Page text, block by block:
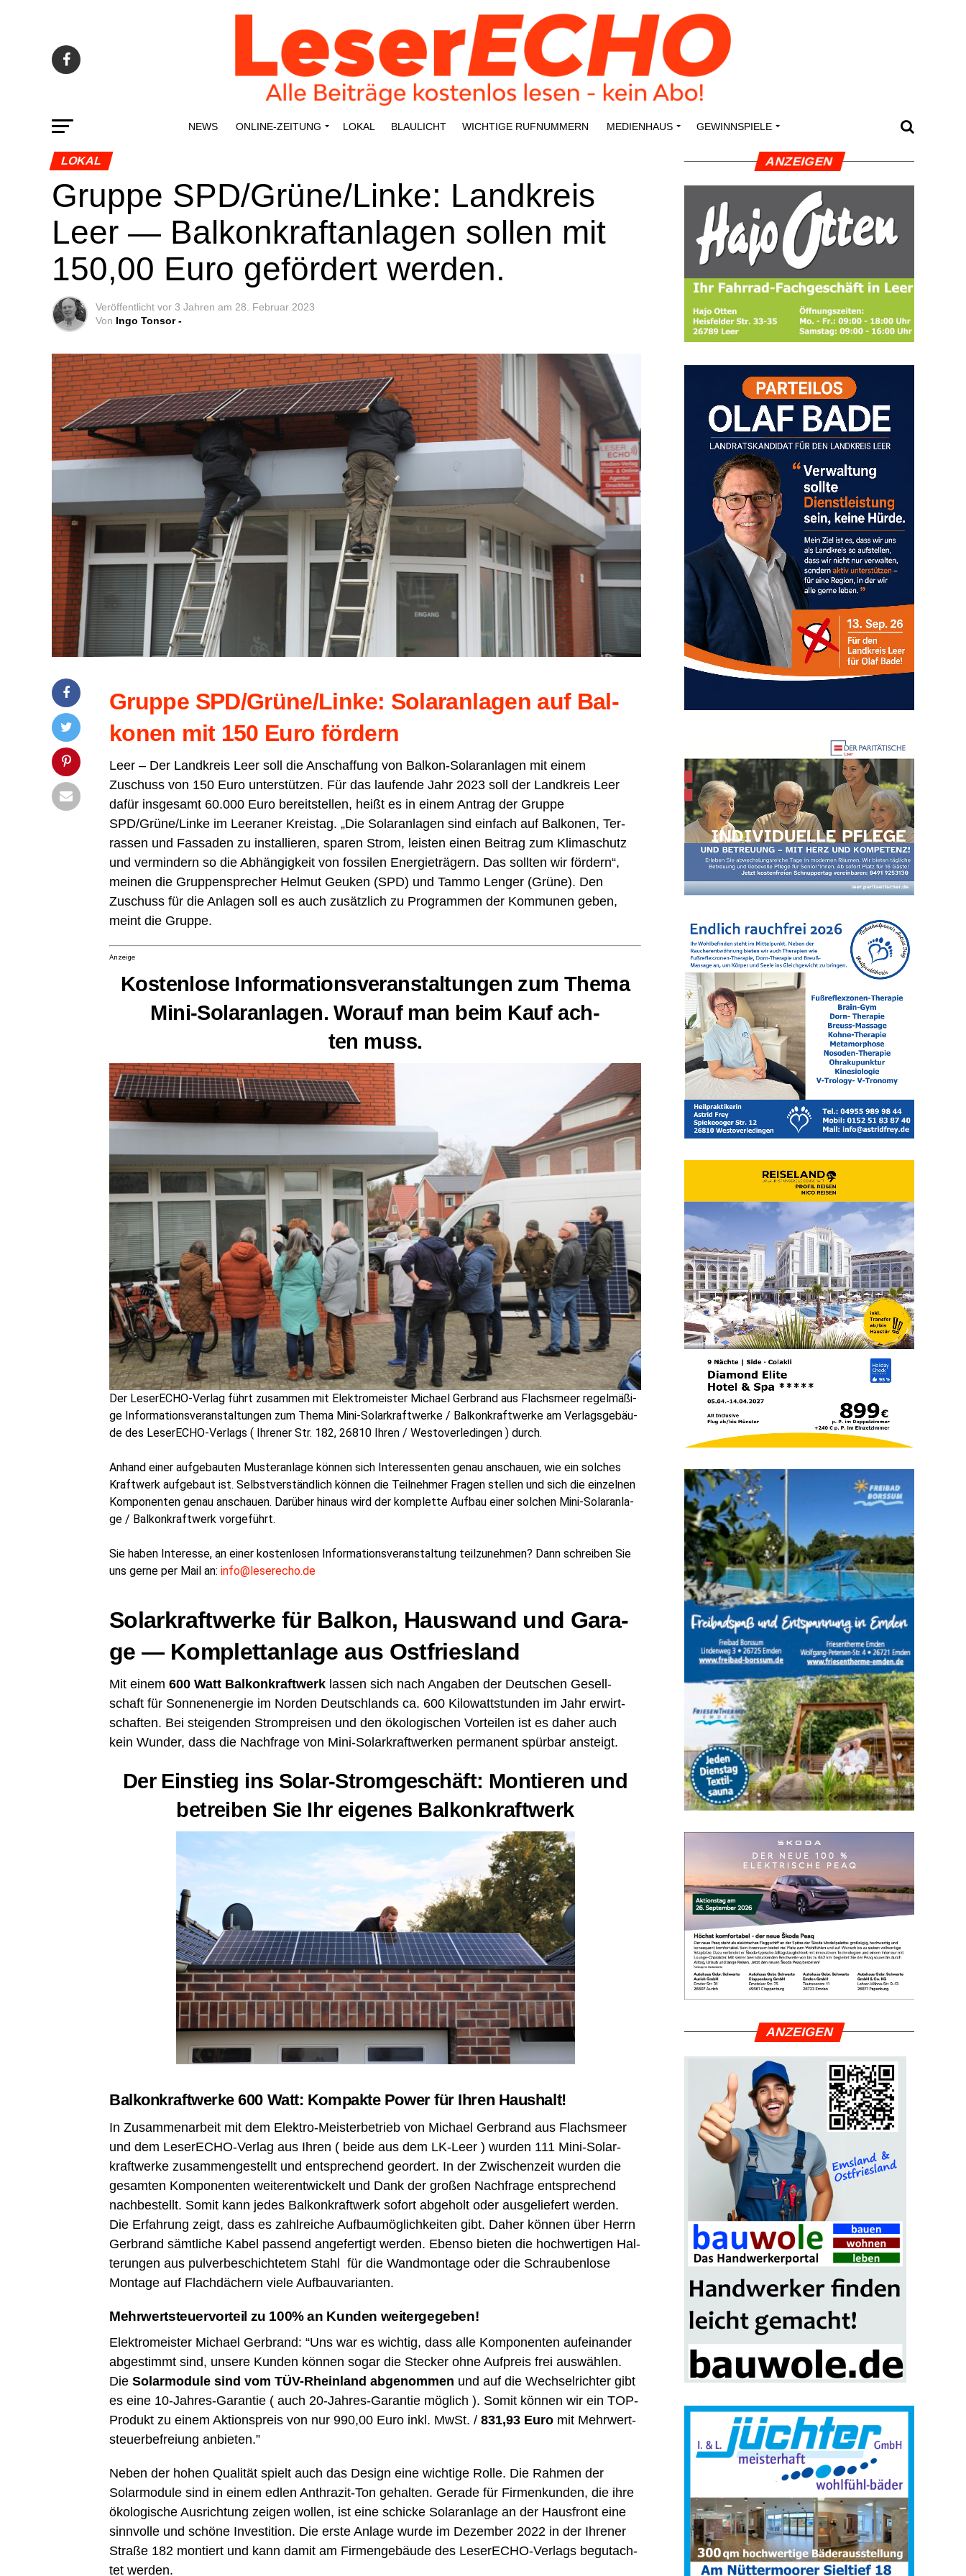
NEWS ONLINE-ZEI­­TUNG LOKAL BLAU­LICHT WICH­TI­GE RUFNUMMERN MEDI­EN­HAUS GEWINN­SPIE­LE
LOKAL
Grup­pe SPD/Grüne/Linke: Land­kreis
Leer — Bal­kon­kraft­an­la­gen sol­len mit
150,00 Euro geför­dert werden.
Veröffentlicht vor 3 Jahren am 28. Februar 2023
Von Ingo Tonsor -
Grup­pe SPD/Grüne/Linke: Solar­an­la­gen auf Bal­
ko­nen mit 150 Euro fördern
Leer – Der Land­kreis Leer soll die Anschaf­fung von Bal­kon-Solar­an­la­gen mit einem
Zuschuss von 150 Euro unter­stüt­zen. Für das lau­fen­de Jahr 2023 soll der Land­kreis Leer
dafür ins­ge­samt 60.000 Euro bereit­stel­len, heißt es in einem Antrag der Grup­pe
SPD/Grüne/Linke im Leera­ner Kreis­tag. „Die Solar­an­la­gen sind ein­fach auf Bal­ko­nen, Ter­
ras­sen und Fas­sa­den zu instal­lie­ren, spa­ren Strom, leis­ten einen Bei­trag zum Kli­ma­schutz
und ver­min­dern so die Abhän­gig­keit von fos­si­len Ener­gie­trä­gern. Das soll­ten wir för­dern“,
mei­nen die Grup­pen­spre­cher Hel­mut Geu­ken (SPD) und Tammo Len­ger (Grü­ne). Den
Zuschuss für die Anla­gen soll es auch zusätz­lich zu Pro­gram­men der Kom­mu­nen geben,
meint die Gruppe.
Anzeige
Kos­ten­lo­se Infor­ma­ti­ons­ver­an­stal­tun­gen zum The­ma
Mini-Solar­an­la­gen. Wor­auf man beim Kauf ach­
ten muss.
Der Lese­r­ECHO-Ver­lag führt zusam­men mit Elek­tro­meis­ter Micha­el Ger­brand aus Flachs­meer regel­mä­ßi­
ge Infor­ma­ti­ons­ver­an­stal­tun­gen zum The­ma Mini-Solar­kraft­wer­ke / Bal­kon­kraft­wer­ke am Ver­lags­ge­bäu­
de des Lese­r­ECHO-Ver­lags ( Ihre­ner Str. 182, 26810 Ihren / Wes­t­ov­er­le­din­gen ) durch.
Anhand einer auf­ge­bau­ten Mus­ter­an­la­ge kön­nen sich Inter­es­sen­ten genau anschau­en, wie ein sol­ches
Kraft­werk auf­ge­baut ist. Selbst­ver­ständ­lich kön­nen die Teil­neh­mer Fra­gen stel­len und sich die ein­zel­nen
Kom­po­nen­ten genau anschau­en. Dar­über hin­aus wird der kom­plet­te Auf­bau einer sol­chen Mini-Solar­an­la­
ge / Bal­kon­kraft­werk vorgeführt.
Sie haben Inter­es­se, an einer kos­ten­lo­sen Infor­ma­ti­ons­ver­an­stal­tung teil­zu­neh­men? Dann schrei­ben Sie
uns ger­ne per Mail an: info@leserecho.de
Solar­kraft­wer­ke für Bal­kon, Haus­wand und Gara­
ge — Kom­plett­an­la­ge aus Ostfriesland
Mit einem 600 Watt Bal­kon­kraft­werk las­sen sich nach Anga­ben der Deut­schen Gesell­
schaft für Son­nen­en­er­gie im Nor­den Deutsch­lands ca. 600 Kilo­watt­stun­den im Jahr erwirt­
schaf­ten. Bei stei­gen­den Strom­prei­sen und den öko­lo­gi­schen Vor­tei­len ist es daher auch
kein Wun­der, dass die Nach­fra­ge von Mini-Solar­kraft­wer­ken per­ma­nent spür­bar ansteigt.
Der Ein­stieg ins Solar-Strom­ge­schäft: Mon­tie­ren und
betrei­ben Sie Ihr eige­nes Balkonkraftwerk
Bal­kon­kraft­wer­ke 600 Watt: Kom­pak­te Power für Ihren Haushalt!
In Zusam­men­ar­beit mit dem Elek­tro-Meis­ter­be­trieb von Micha­el Ger­brand aus Flachs­meer
und dem Lese­r­ECHO-Ver­lag aus Ihren ( bei­de aus dem LK-Leer ) wur­den 111 Mini-Solar­
kraft­wer­ke zusam­men­ge­stellt und ent­spre­chend geor­dert. In der Zwi­schen­zeit wur­den die
gesam­ten Kom­po­nen­ten wei­ter­ent­wi­ckelt und Dank der gro­ßen Nach­fra­ge ent­spre­chend
nach­be­stellt. Somit kann jedes Bal­kon­kraft­werk sofort abge­holt oder aus­ge­lie­fert wer­den.
Die Erfah­rung zeigt, dass es zahl­rei­che Auf­bau­mög­lich­kei­ten gibt. Daher kön­nen über Herrn
Ger­brand sämt­li­che Kabel pas­send ange­fer­tigt wer­den. Eben­so bie­ten die hoch­wer­ti­gen Hal­
te­run­gen aus pul­ver­be­schich­te­tem Stahl für die Wand­mon­ta­ge oder die Schrau­ben­lo­se
Mon­ta­ge auf Flach­dä­chern vie­le Aufbauvarianten.
Mehr­wert­steu­er­vor­teil zu 100% an Kun­den weitergegeben!
Elek­tro­meis­ter Micha­el Ger­brand: “Uns war es wich­tig, dass alle Kom­po­nen­ten auf­ein­an­der
abge­stimmt sind, unse­re Kun­den kön­nen sogar die Ste­cker ohne Auf­preis frei aus­wäh­len.
Die Solar­mo­du­le sind vom TÜV-Rhein­land abge­nom­men und auf die Wech­sel­rich­ter gibt
es eine 10-Jah­res-Garan­tie ( auch 20-Jah­res-Garan­tie mög­lich ). Somit kön­nen wir ein TOP-
Pro­dukt zu einem Akti­ons­preis von nur 990,00 Euro inkl. MwSt. / 831,93 Euro mit Mehr­wert­
steu­er­be­frei­ung anbieten.”
Neben der hohen Qua­li­tät spielt auch das Design eine wich­ti­ge Rol­le. Die Rah­men der
Solar­mo­du­le sind in einem edlen Anthra­zit-Ton gehal­ten. Gera­de für Fir­men­kun­den, die ihre
öko­lo­gi­sche Aus­rich­tung zei­gen wol­len, ist eine schi­cke Solar­an­la­ge an der Haus­front eine
sinn­vol­le und schö­ne Inves­ti­ti­on. Die ers­te Anla­ge wur­de im Dezem­ber 2022 in der Ihre­ner
Stra­ße 182 mon­tiert und kann damit am Fir­men­ge­bäu­de des Lese­r­ECHO-Ver­lags begut­ach­
tet werden.
ANZEI­GEN
ANZEI­GEN